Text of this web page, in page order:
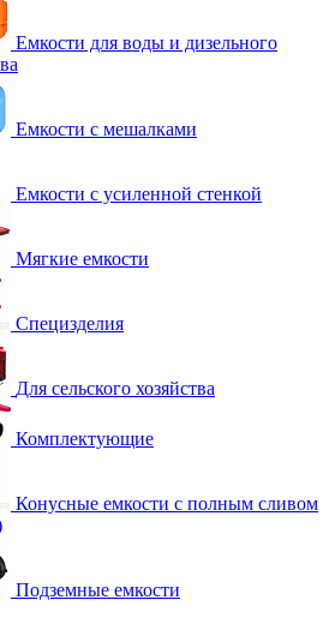
Емкости для воды и дизельного
Емкости с мешалками
Емкости с усиленной стенкой
Мягкие емкости
Специзделия
Для сельского хозяйства
Комплектующие
Конусные емкости с полным сливом
Подземные емкости